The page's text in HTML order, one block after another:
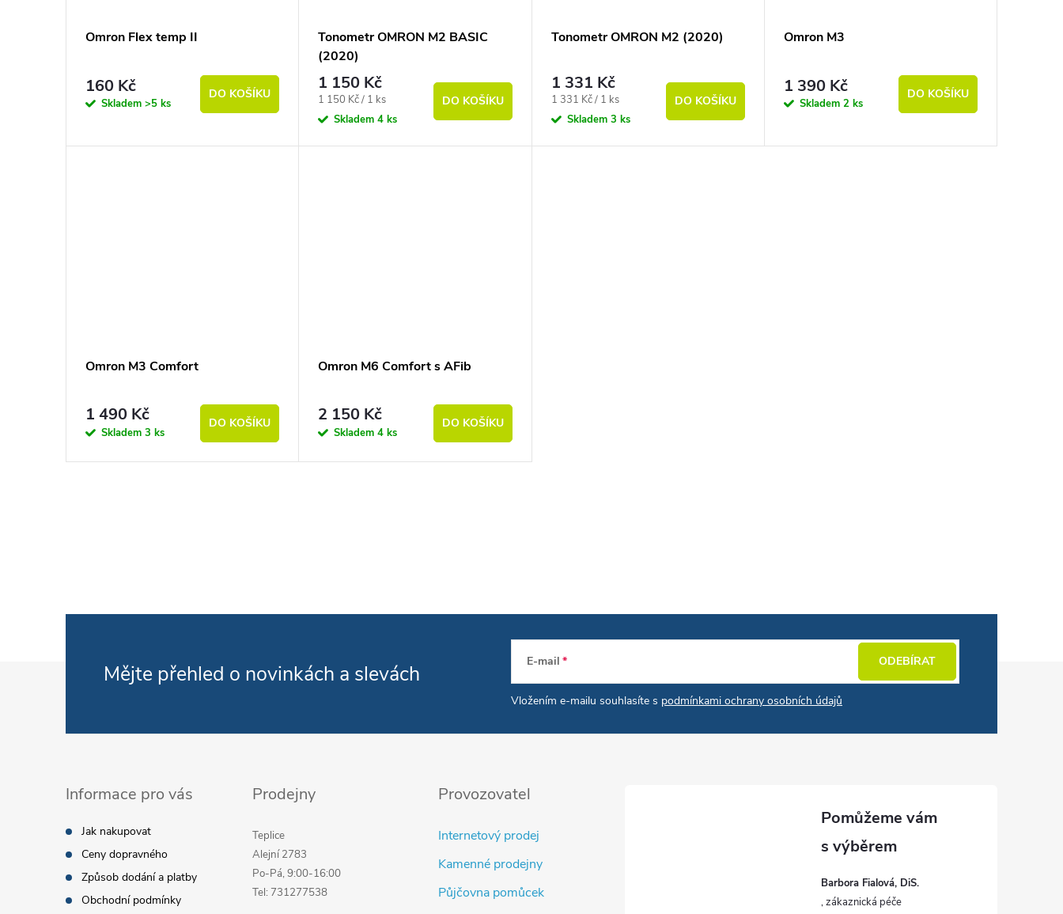
Omron Flex temp II
160 Kč
Skladem >5 ks
DO KOŠÍKU
Tonometr OMRON M2 BASIC
(2020)
1 150 Kč
Měrná cena:
1 150 Kč / 1 ks
Skladem4 ks
DO KOŠÍKU
Tonometr OMRON M2 (2020)
1 331 Kč
Měrná cena:
1 331 Kč / 1 ks
Skladem 3 ks
DO KOŠÍKU
Omron M3
1 390 Kč
Skladem 2 ks
DO KOŠÍKU
Omron M3 Comfort
1 490 Kč
Skladem 3 ks
DO KOŠÍKU
Omron M6 Comfort s AFib
2 150 Kč
Skladem4 ks
DO KOŠÍKU
Mějte přehled o novinkách a slevách E-mail
Vložením e-mailu souhlasíte s podmínkami ochrany osobních údajů
ODEBÍRAT
Informace pro vás
Jak nakupovat
Ceny dopravného
Způsob dodání a platby
Obchodní podmínky
Prodejny
Teplice
Alejní 2783
Po-Pá, 9:00-16:00
Tel: 731277538
Provozovatel
Internetový prodej
Kamenné prodejny
Půjčovna pomůcek
Barbora Fialová, DiS.